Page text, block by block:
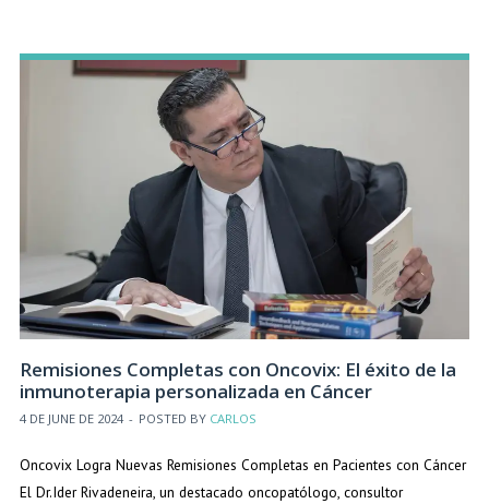
Remisiones Completas con Oncovix: El éxito de la
inmunoterapia personalizada en Cáncer
4 DE JUNE DE 2024 - POSTED BY CARLOS
Oncovix Logra Nuevas Remisiones Completas en Pacientes con Cáncer
El Dr.Ider Rivadeneira, un destacado oncopatólogo, consultor